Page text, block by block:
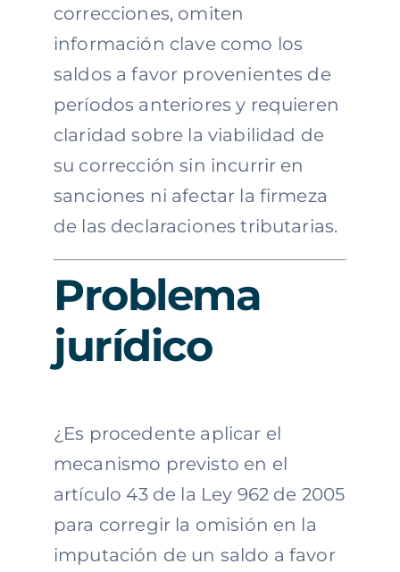
correcciones, omiten
información clave como los
saldos a favor provenientes de
períodos anteriores y requieren
claridad sobre la viabilidad de
su corrección sin incurrir en
sanciones ni afectar la firmeza
de las declaraciones tributarias.
Problema
jurídico
¿Es procedente aplicar el
mecanismo previsto en el
artículo 43 de la Ley 962 de 2005
para corregir la omisión en la
imputación de un saldo a favor